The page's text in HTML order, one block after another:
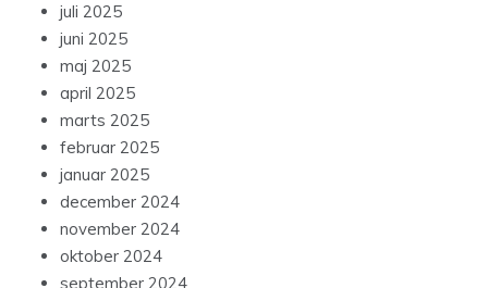
juli 2025
juni 2025
maj 2025
april 2025
marts 2025
februar 2025
januar 2025
december 2024
november 2024
oktober 2024
september 2024